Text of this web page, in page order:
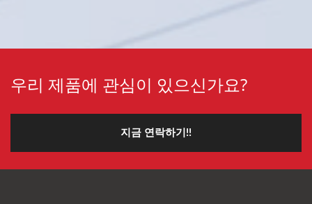
우리 제품에 관심이 있으신가요?
지금 연락하기!!